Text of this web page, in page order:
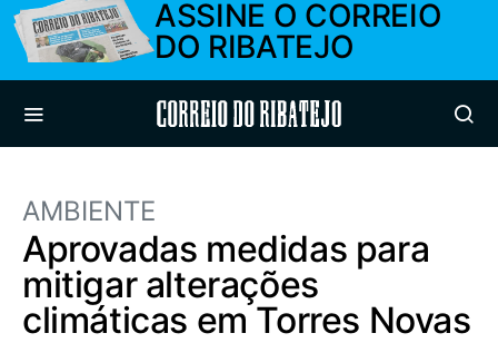
ASSINE O CORREIO
DO RIBATEJO
Correio do Ribatejo
AMBIENTE
Aprovadas medidas para
mitigar alterações
climáticas em Torres Novas